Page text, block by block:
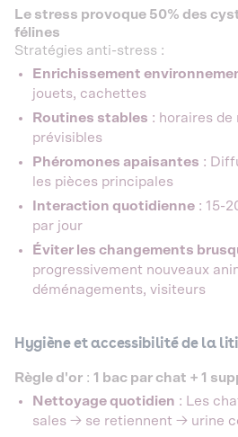
Le stress provoque 50% des
félines
Stratégies anti-stress :
Enrichissement
jouets, cachettes
Routines stables : horaires de
prévisibles
Phéromones apaisantes :
les pièces principales
Interaction quotidienne : 15-
par jour
Éviter les changements
progressivement nouveaux
déménagements, visiteurs
Hygiène et accessibilité de la
Règle d'or : 1 bac par chat + 1
Nettoyage quotidien : Les
sales → se retiennent → urine